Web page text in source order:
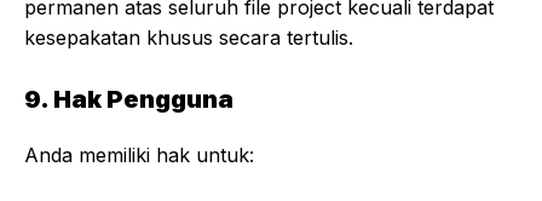
permanen atas seluruh file project kecuali terdapat
kesepakatan khusus secara tertulis.
9. Hak Pengguna
Anda memiliki hak untuk: